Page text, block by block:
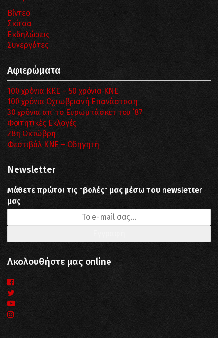
Βίντεο
Σκίτσα
Εκδηλώσεις
Συνεργάτες
Αφιερώματα
100 χρόνια ΚΚΕ – 50 χρόνια ΚΝΕ
100 χρόνια Οχτωβριανή Επανάσταση
30 χρόνια απ’ το Ευρωμπάσκετ του ΄87
Φοιτητικές Εκλογές
28η Οκτώβρη
Φεστιβάλ ΚΝΕ – Οδηγητή
Newsletter
Μάθετε πρώτοι τις "βολές" μας μέσω του newsletter
μας
Ακολουθήστε μας online